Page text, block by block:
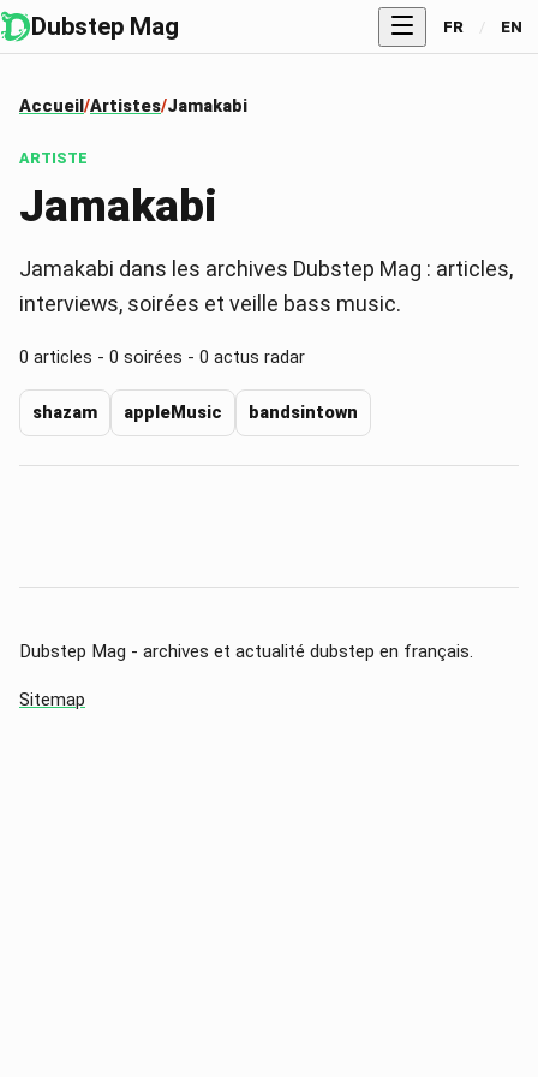
Dubstep Mag FR / EN
Accueil Artistes Jamakabi
ARTISTE
Jamakabi
Jamakabi dans les archives Dubstep Mag : articles,
interviews, soirées et veille bass music.
0 articles - 0 soirées - 0 actus radar
shazam appleMusic bandsintown
Dubstep Mag - archives et actualité dubstep en français.
Sitemap